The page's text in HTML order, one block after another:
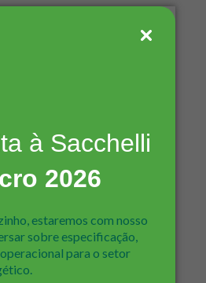
à Sacchelli
2026
estaremos com nosso
sobre especificação,
para o setor
— oferecendo sinais